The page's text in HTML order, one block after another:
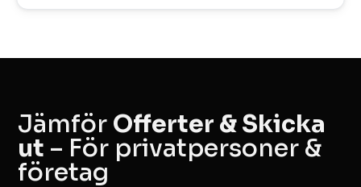
Jämför Offerter & Skicka
ut – För privatpersoner &
företag